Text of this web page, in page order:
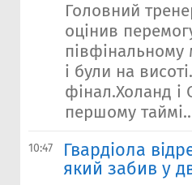
Головний
оцінив
півфінальному
і були на
фінал.Холанд і
першому
10:47
Гвардіола
який забив у